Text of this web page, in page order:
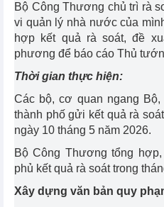
Bộ Công Thương chủ trì rà
vi quản lý nhà nước của
hợp kết quả rà soát, đề
phương để báo cáo Thủ
Thời gian thực hiện:
Các bộ, cơ quan ngang
thành phố gửi kết quả rà
ngày 10 tháng 5 năm 2026.
Bộ Công Thương tổng
phủ kết quả rà soát trong
Xây dựng văn bản quy